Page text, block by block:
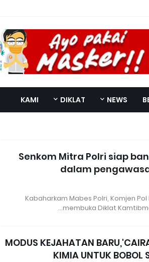
NEWS
DIKLAT
KAMI
Senkom Mitra Polri siap
dalam
Kabaharkam Mabes Polri, Komjen
membuka Diklat
MODUS KEJAHATAN
KIMIA UNTUK BOBOL